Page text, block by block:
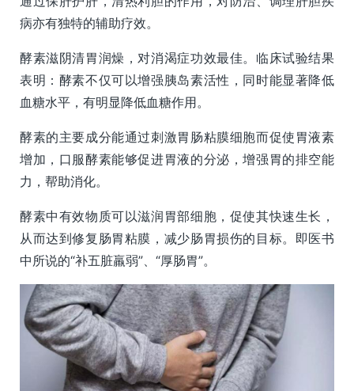
病亦有独特的辅助疗效。
酵素滋阴清胃润燥，对消渴症功效最佳。临床试验结果
表明：酵素不仅可以增强胰岛素活性，同时能显著降低
血糖水平，有明显降低血糖作用。
酵素的主要成分能通过刺激胃肠粘膜细胞而促使胃液素
增加，口服酵素能够促进胃液的分泌，增强胃的排空能
力，帮助消化。
酵素中有效物质可以滋润胃部细胞，促使其快速生长，
从而达到修复肠胃粘膜，减少肠胃损伤的目标。即医书
中所说的“补五脏羸弱”、“厚肠胃”。